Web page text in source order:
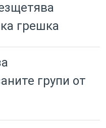
грешка
групи от